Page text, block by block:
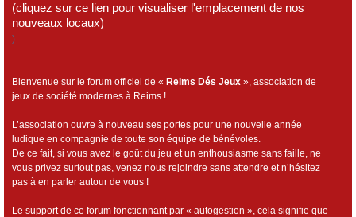
(cliquez sur ce lien pour visualiser l'emplacement de nos
nouveaux locaux)
)
Bienvenue sur le forum officiel de « Reims Dés Jeux », association de
jeux de société modernes à Reims !
L’association ouvre à nouveau ses portes pour une nouvelle année
ludique en compagnie de toute son équipe de bénévoles.
De ce fait, si vous avez le goût du jeu et un enthousiasme sans faille, ne
vous privez surtout pas, venez nous rejoindre sans attendre et n’hésitez
pas à en parler autour de vous !
Le support de ce forum fonctionnant par « autogestion », cela signifie que